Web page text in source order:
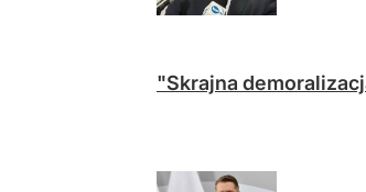
"Skrajna